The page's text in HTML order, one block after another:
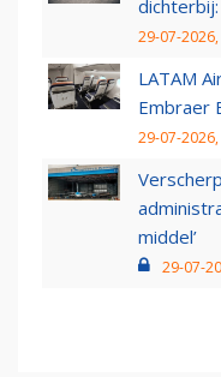
29-07-
LATAM
Embraer
29-07-
middel’
29-07-